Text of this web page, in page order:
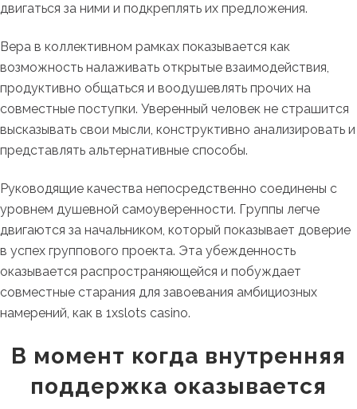
двигаться за ними и подкреплять их предложения.
Вера в коллективном рамках показывается как
возможность налаживать открытые взаимодействия,
продуктивно общаться и воодушевлять прочих на
совместные поступки. Уверенный человек не страшится
высказывать свои мысли, конструктивно анализировать и
представлять альтернативные способы.
Руководящие качества непосредственно соединены с
уровнем душевной самоуверенности. Группы легче
двигаются за начальником, который показывает доверие
в успех группового проекта. Эта убежденность
оказывается распространяющейся и побуждает
совместные старания для завоевания амбициозных
намерений, как в 1xslots casino.
В момент когда внутренняя
поддержка оказывается